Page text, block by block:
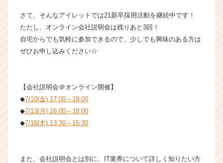
ア
キ
ャ
リ
e
r
C
e
さて、そんなアイレットでは21新卒採用活動を継続中です！
ただし、オンライン会社説明会は残りあと3回！
自宅からでも気軽に参加できるので、少しでも興味のある方は
ぜひお申し込みください☆
【会社説明会＠オンライン開催】
◆7/10(金) 17:00～19:00
◆7/13(月) 16:00～18:00
◆7/16(木) 13:30～15:30
また、会社説明会とは別に、IT業界について詳しく知りたい方